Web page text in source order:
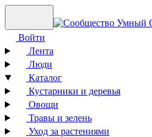
Войти
Лента
Люди
Каталог
Кустарники и деревья
Овощи
Травы и зелень
Уход за растениями